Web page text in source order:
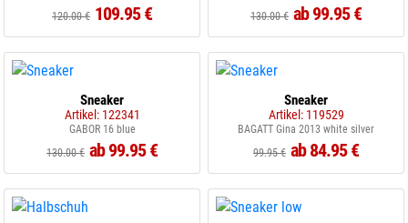
120.00 € 109.95 €
130.00 € ab 99.95 €
Sneaker
Artikel: 122341
GABOR 16 blue
130.00 € ab 99.95 €
Sneaker
Artikel: 119529
BAGATT Gina 2013 white silver
99.95 € ab 84.95 €